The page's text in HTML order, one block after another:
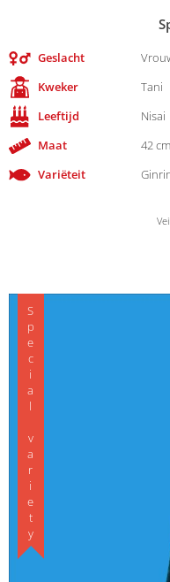
Geslacht
Kweker
Tani
Leeftijd
Nisai
Maat
42 cm
Variëteit
Special variety